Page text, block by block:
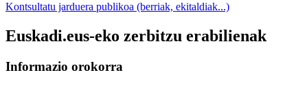
Kontsultatu jarduera publikoa (berriak, ekitaldiak...)
Euskadi.eus-eko zerbitzu erabilienak
Informazio orokorra